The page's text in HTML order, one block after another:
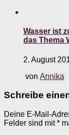
Wasser ist
das Thema
2. August
von Annika
Schreibe
Deine E-Mail-
Felder sind mit*